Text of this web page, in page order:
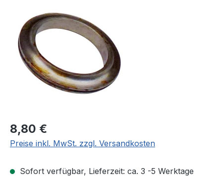
Regulärer Preis:
8,80 €
Preise inkl. MwSt. zzgl. Versandkosten
Sofort verfügbar, Lieferzeit: ca. 3 -5 Werktage